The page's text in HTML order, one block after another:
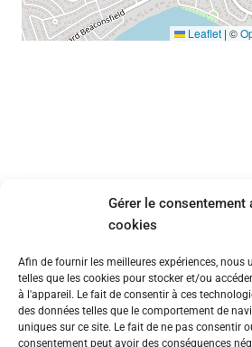
Gérer le consentement
cookies
Afin de fournir les meilleures expériences, nous
telles que les cookies pour stocker et/ou
à l'appareil. Le fait de consentir à ces
des données telles que le comportement de
uniques sur ce site. Le fait de ne pas consentir
consentement peut avoir des conséquences
Leaflet | ©